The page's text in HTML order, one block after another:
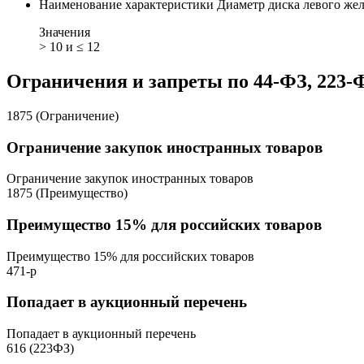
Наименование характеристики Диаметр диска левого
Значения
> 10 и ≤ 12
Ограничения и запреты по 44-ФЗ, 223-
1875 (Ограничение)
Ограничение закупок иностранных товаров
Ограничение закупок иностранных товаров
1875 (Преимущество)
Преимущество 15% для российских товаров
Преимущество 15% для российских товаров
471-р
Попадает в аукционный перечень
Попадает в аукционный перечень
616 (223ФЗ)